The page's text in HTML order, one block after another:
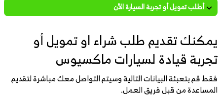
أطلب تمويل أو تجربة السيارة الأن
يمكنك تقديم طلب شراء او تمويل أو
تجربة قيادة لسيارات ماكسيوس
فقط قم بتعبئة البيانات التالية وسيتم التواصل معك مباشرة لتقديم
المساعدة من قبل فريق العمل.